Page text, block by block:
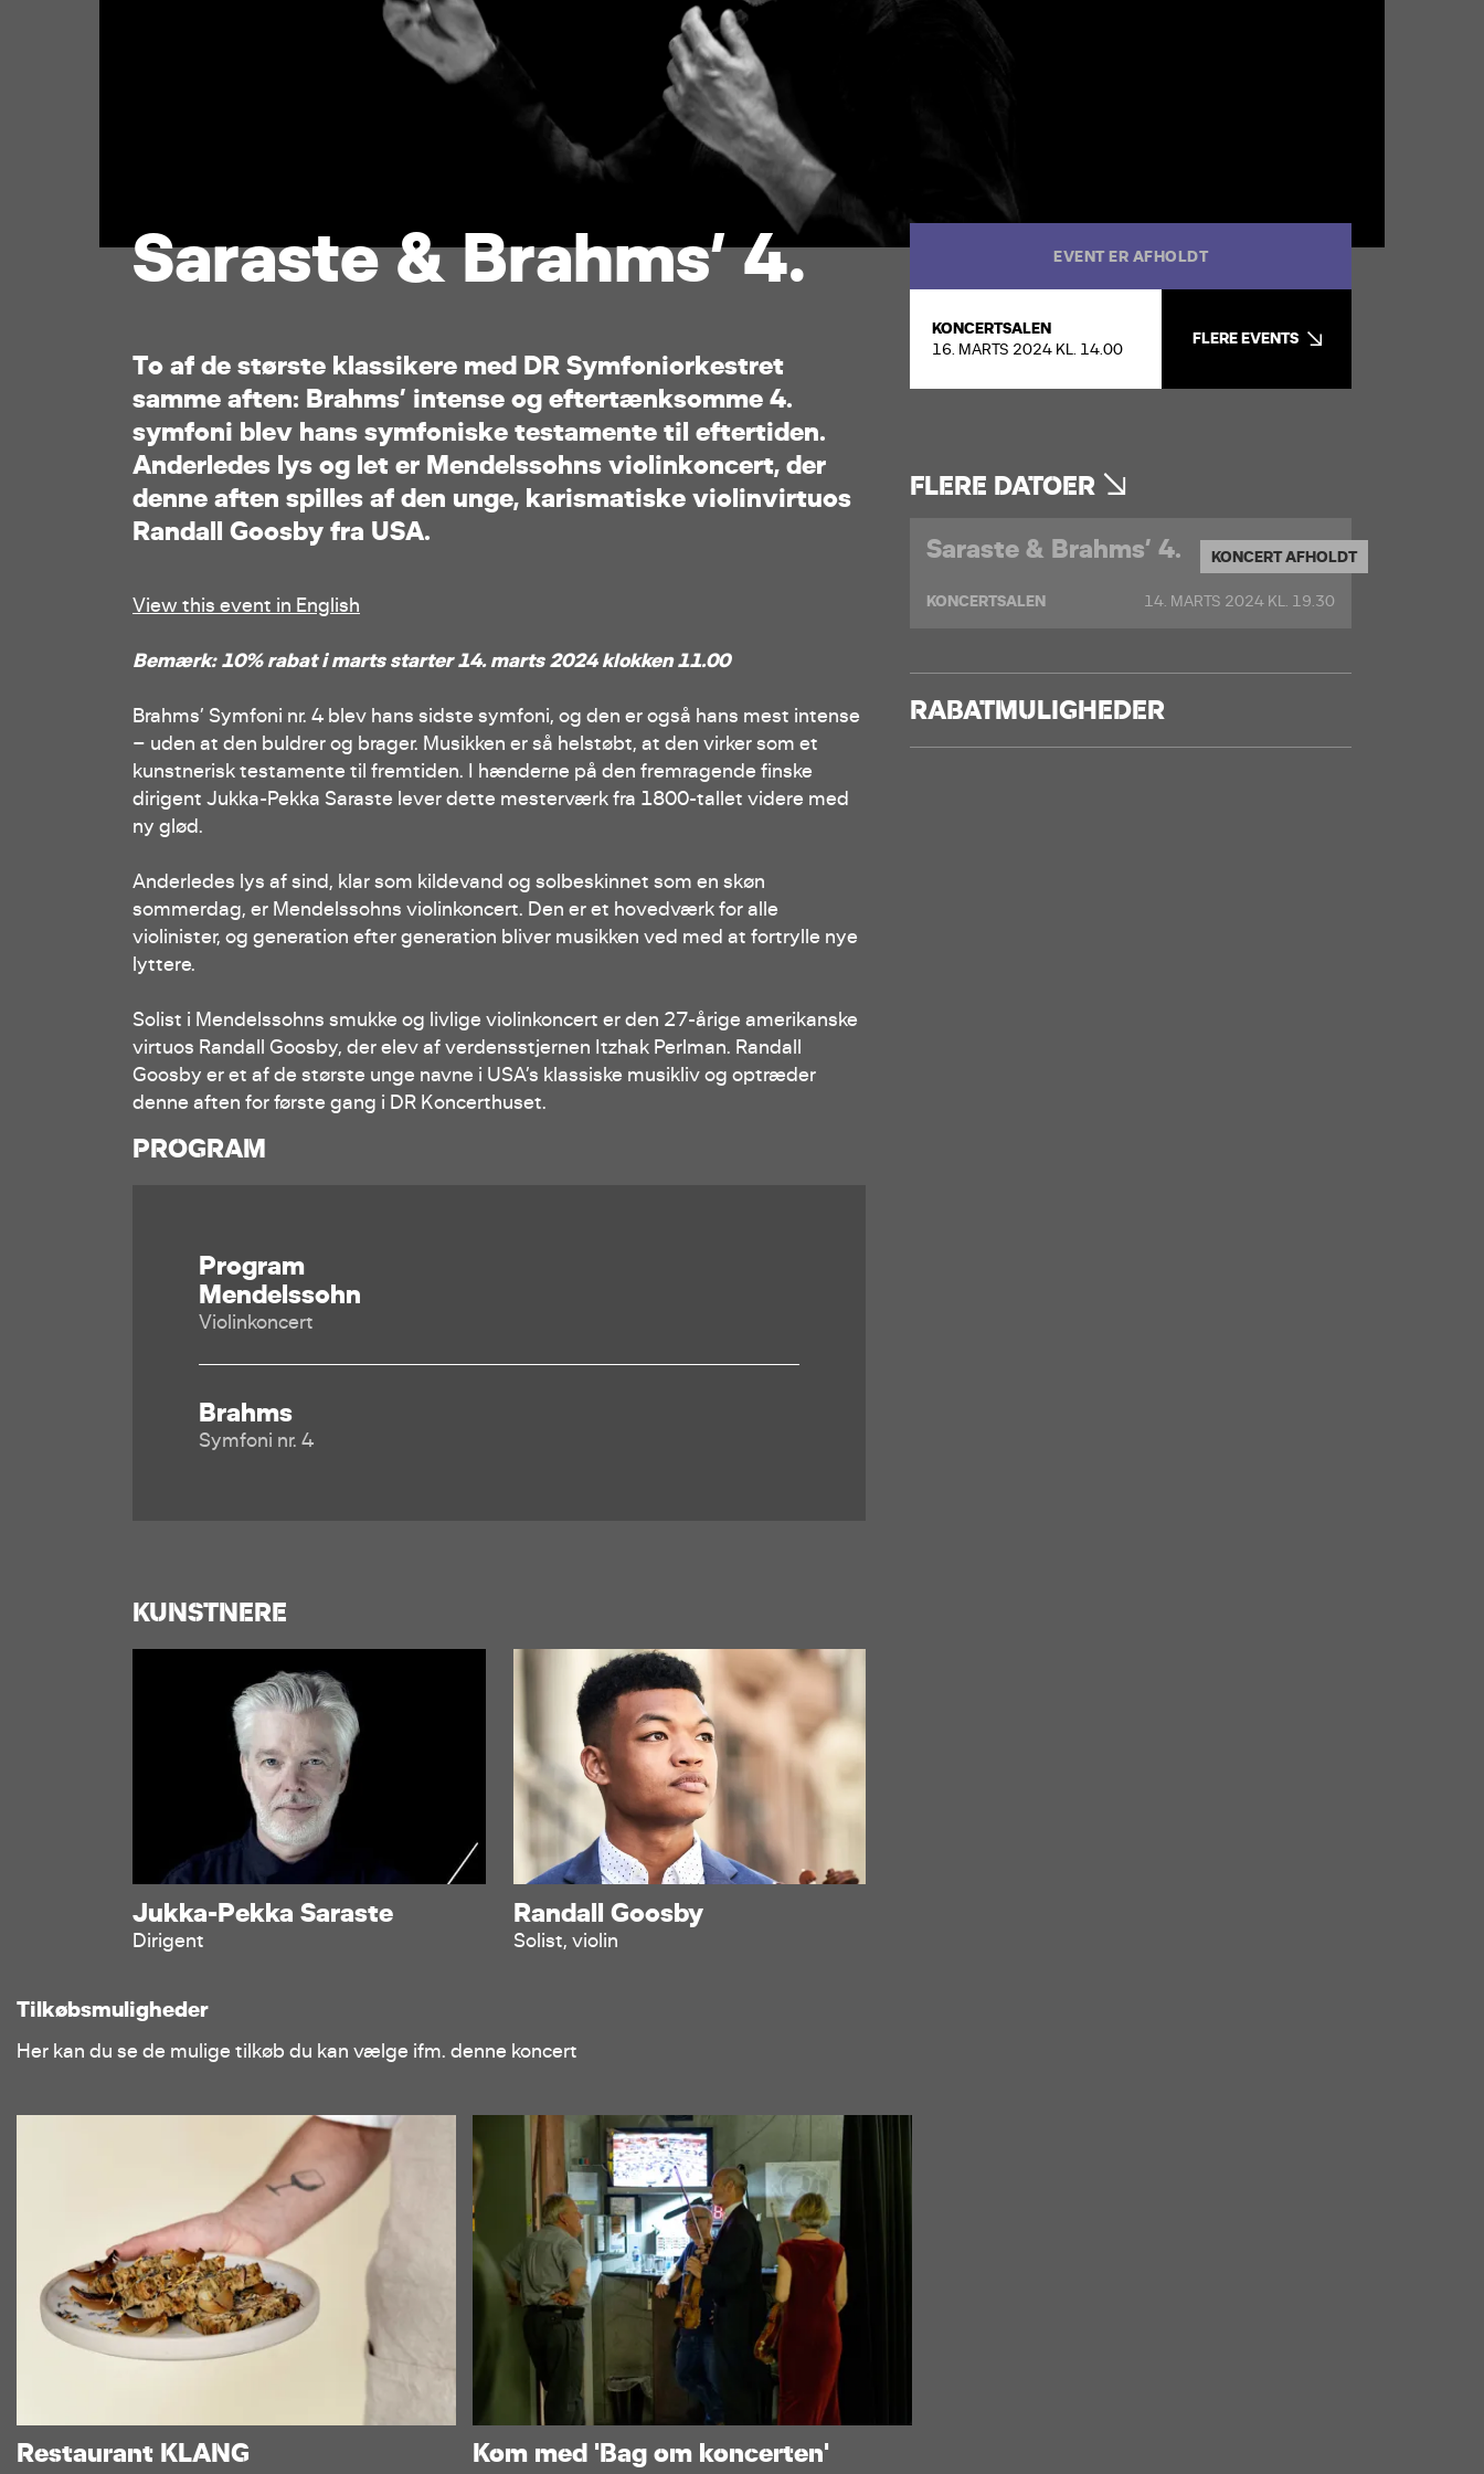
Saraste&Brahms’4.
To af de største klassikere med DR Symfoniorkestret
samme aften: Brahms’ intense og eftertænksomme 4.
symfoni blev hans symfoniske testamente til eftertiden.
Anderledes lys og let er Mendelssohns violinkoncert, der
denne aften spilles af den unge, karismatiske violinvirtuos
Randall Goosby fra USA.
View this event in English
Bemærk: 10% rabat i marts starter 14. marts 2024 klokken 11.00
Brahms’ Symfoni nr. 4 blev hans sidste symfoni, og den er også hans mest intense
– uden at den buldrer og brager. Musikken er så helstøbt, at den virker som et
kunstnerisk testamente til fremtiden. I hænderne på den fremragende finske
dirigent Jukka-Pekka Saraste lever dette mesterværk fra 1800-tallet videre med
ny glød.
Anderledes lys af sind, klar som kildevand og solbeskinnet som en skøn
sommerdag, er Mendelssohns violinkoncert. Den er et hovedværk for alle
violinister, og generation efter generation bliver musikken ved med at fortrylle nye
lyttere.
Solist i Mendelssohns smukke og livlige violinkoncert er den 27-årige amerikanske
virtuos Randall Goosby, der elev af verdensstjernen Itzhak Perlman. Randall
Goosby er et af de største unge navne i USA’s klassiske musikliv og optræder
denne aften for første gang i DR Koncerthuset.
PROGRAM
Program
Mendelssohn
Violinkoncert
Brahms
Symfoni nr. 4
KUNSTNERE
Jukka-Pekka Saraste
Dirigent
Randall Goosby
Solist, violin
EVENT ER AFHOLDT
KONCERTSALEN
16. MARTS 2024 KL. 14.00
FLERE EVENTS
FLERE DATOER
Saraste & Brahms’ 4.
KONCERT AFHOLDT
KONCERTSALEN 14. MARTS 2024 KL. 19.30
RABATMULIGHEDER
Tilkøbsmuligheder
Her kan du se de mulige tilkøb du kan vælge ifm. denne koncert
Restaurant KLANG Kom med 'Bag om koncerten'